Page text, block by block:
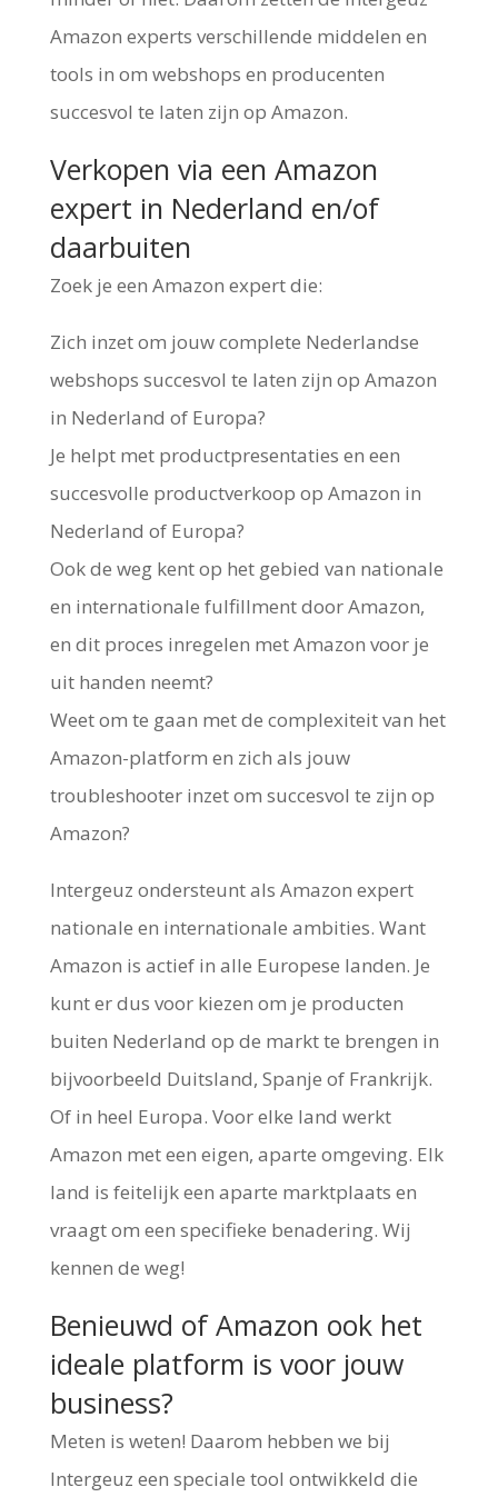
Amazon experts verschillende middelen en
tools in om webshops en producenten
succesvol te laten zijn op Amazon.
Verkopen via een Amazon
expert in Nederland en/of
daarbuiten
Zoek je een Amazon expert die:
Zich inzet om jouw complete Nederlandse
webshops succesvol te laten zijn op Amazon
in Nederland of Europa?
Je helpt met productpresentaties en een
succesvolle productverkoop op Amazon in
Nederland of Europa?
Ook de weg kent op het gebied van nationale
en internationale fulfillment door Amazon,
en dit proces inregelen met Amazon voor je
uit handen neemt?
Weet om te gaan met de complexiteit van het
Amazon-platform en zich als jouw
troubleshooter inzet om succesvol te zijn op
Amazon?
Intergeuz ondersteunt als Amazon expert
nationale en internationale ambities. Want
Amazon is actief in alle Europese landen. Je
kunt er dus voor kiezen om je producten
buiten Nederland op de markt te brengen in
bijvoorbeeld Duitsland, Spanje of Frankrijk.
Of in heel Europa. Voor elke land werkt
Amazon met een eigen, aparte omgeving. Elk
land is feitelijk een aparte marktplaats en
vraagt om een specifieke benadering. Wij
kennen de weg!
Benieuwd of Amazon ook het
ideale platform is voor jouw
business?
Meten is weten! Daarom hebben we bij
Intergeuz een speciale tool ontwikkeld die